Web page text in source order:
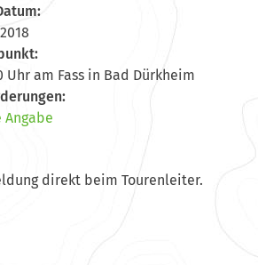
Uhr am Fass in Bad Dürkheim
Angabe
direkt beim Tourenleiter.